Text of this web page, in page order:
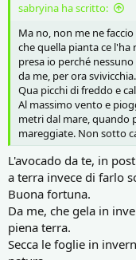
sabryina ha scritto:
Ma no, non me ne
che quella pianta ce
presa io perché
da me, per ora
Qua picchi di freddo e
Al massimo vento e
metri dal mare, quando
mareggiate. Non sotto
L'avocado da te, in
a terra invece di farlo
Buona fortuna.
Da me, che gela in
piena terra.
Secca le foglie in